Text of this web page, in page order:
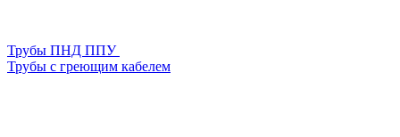
Трубы ПНД ППУ
Трубы с греющим кабелем